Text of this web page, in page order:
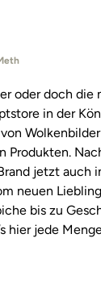
oder doch die
in der
Produkten.
jetzt auch
neuen
bis zu
hier jede